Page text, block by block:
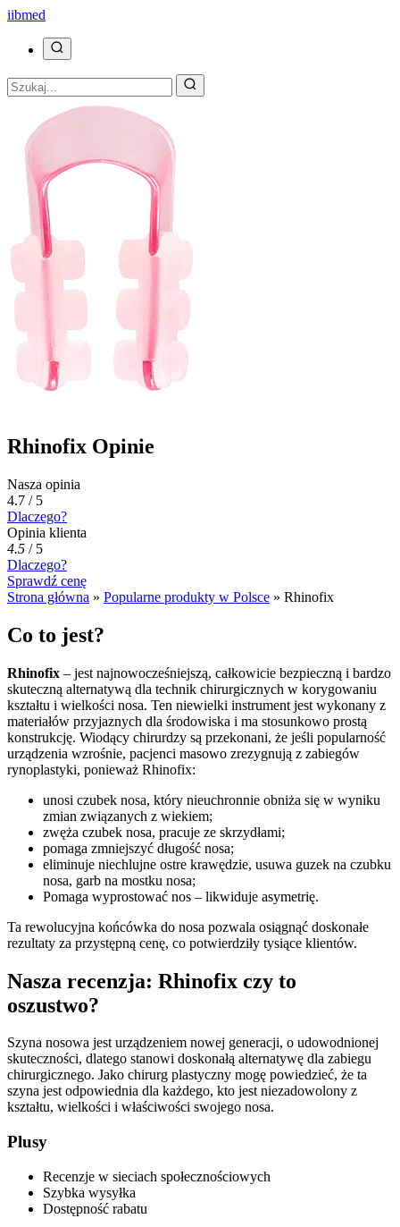
iibmed
Rhinofix Opinie
Nasza opinia
4.7 / 5
Dlaczego?
Opinia klienta
4.5 / 5
Dlaczego?
Sprawdź cenę
Strona główna » Popularne produkty w Polsce » Rhinofix
Co to jest?
Rhinofix – jest najnowocześniejszą, całkowicie bezpieczną i bardzo
skuteczną alternatywą dla technik chirurgicznych w korygowaniu
kształtu i wielkości nosa. Ten niewielki instrument jest wykonany z
materiałów przyjaznych dla środowiska i ma stosunkowo prostą
konstrukcję. Wiodący chirurdzy są przekonani, że jeśli popularność
urządzenia wzrośnie, pacjenci masowo zrezygnują z zabiegów
rynoplastyki, ponieważ Rhinofix:
unosi czubek nosa, który nieuchronnie obniża się w wyniku
zmian związanych z wiekiem;
zwęża czubek nosa, pracuje ze skrzydłami;
pomaga zmniejszyć długość nosa;
eliminuje niechlujne ostre krawędzie, usuwa guzek na czubku
nosa, garb na mostku nosa;
Pomaga wyprostować nos – likwiduje asymetrię.
Ta rewolucyjna końcówka do nosa pozwala osiągnąć doskonałe
rezultaty za przystępną cenę, co potwierdziły tysiące klientów.
Nasza recenzja: Rhinofix czy to
oszustwo?
Szyna nosowa jest urządzeniem nowej generacji, o udowodnionej
skuteczności, dlatego stanowi doskonałą alternatywę dla zabiegu
chirurgicznego. Jako chirurg plastyczny mogę powiedzieć, że ta
szyna jest odpowiednia dla każdego, kto jest niezadowolony z
kształtu, wielkości i właściwości swojego nosa.
Plusy
Recenzje w sieciach społecznościowych
Szybka wysyłka
Dostępność rabatu